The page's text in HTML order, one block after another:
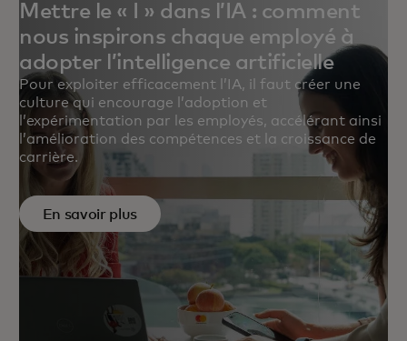
Mettre le « I » dans l’IA : comment
nous inspirons chaque employé à
adopter l’intelligence artificielle
Pour exploiter efficacement l’IA, il faut créer une
culture qui encourage l’adoption et
l’expérimentation par les employés, accélérant ainsi
l’amélioration des compétences et la croissance de
carrière.
En savoir plus